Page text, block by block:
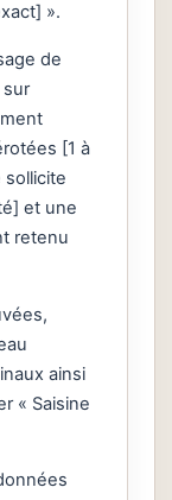
».
de
[1 à
sollicite
et une
retenu
ainsi
« Saisine